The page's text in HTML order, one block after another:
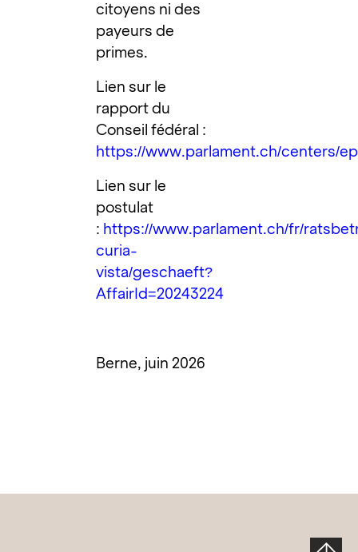
citoyens ni des
payeurs de
primes.
Lien sur le
rapport du
Conseil fédéral :
https://www.parlament.ch/centers/
Lien sur le
postulat
: https://www.parlament.ch/fr/
curia-
vista/geschaeft?
AffairId=20243224
Berne, juin 2026